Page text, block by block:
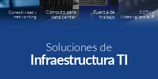
Conectividad y
networking
Cómputo para
data center
Fuerza de
trabajo
CCTV y
Videovigilancia IP
Soluciones de
Infraestructura TI